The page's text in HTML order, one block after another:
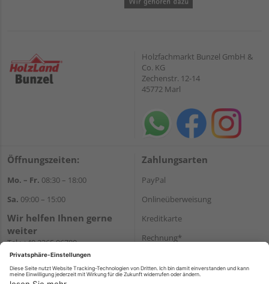
Holzfachmarkt Bunzel GmbH &
Co. KG
Zechenstr. 12-14
45772 Marl
Öffnungszeiten:
Mo. – Fr. 08:30 – 18:00
Sa. 09:00 – 15:00
Wir helfen Ihnen gerne
weiter
Tel.:+49 2365 96780
E-Mail:info@bunzel.de
WhatsApp
Zahlungsarten
PayPal
Onlineüberweisung
Kreditkarte
Rechnung*
Versand